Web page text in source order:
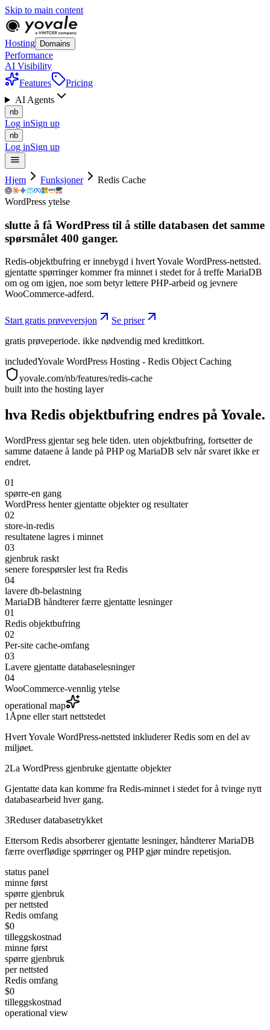
Skip to main content
Hosting Domains
Performance
AI Visibility
Features
Pricing
AI Agents
nb
Log inSign up
nb
Log inSign up
Hjem Funksjoner Redis Cache
WordPress ytelse
slutte å få WordPress til å stille databasen det samme
spørsmålet 400 ganger.
Redis-objektbufring er innebygd i hvert Yovale WordPress-nettsted.
gjentatte spørringer kommer fra minnet i stedet for å treffe MariaDB
om og om igjen, noe som betyr lettere PHP-arbeid og jevnere
WooCommerce-adferd.
Start gratis prøveversjon
Se priser
gratis prøveperiode. ikke nødvendig med kredittkort.
includedYovale WordPress Hosting - Redis Object Caching
yovale.com/nb/features/redis-cache
built into the hosting layer
hva Redis objektbufring endres på Yovale.
WordPress gjentar seg hele tiden. uten objektbufring, fortsetter de
samme dataene å lande på PHP og MariaDB selv når svaret ikke er
endret.
01
spørre-en gang
WordPress henter gjentatte objekter og resultater
02
store-in-redis
resultatene lagres i minnet
03
gjenbruk raskt
senere forespørsler lest fra Redis
04
lavere db-belastning
MariaDB håndterer færre gjentatte lesninger
01
Redis objektbufring
02
Per-site cache-omfang
03
Lavere gjentatte databaselesninger
04
WooCommerce-vennlig ytelse
operational map
1 Åpne eller start nettstedet
Hvert Yovale WordPress-nettsted inkluderer Redis som en del av
miljøet.
2La WordPress gjenbruke gjentatte objekter
Gjentatte data kan komme fra Redis-minnet i stedet for å tvinge nytt
databasearbeid hver gang.
3Reduser databasetrykket
Ettersom Redis absorberer gjentatte lesninger, håndterer MariaDB
færre overflødige spørringer og PHP gjør mindre repetisjon.
status panel
minne først
spørre gjenbruk
per nettsted
Redis omfang
$0
tilleggskostnad
minne først
spørre gjenbruk
per nettsted
Redis omfang
$0
tilleggskostnad
operational view